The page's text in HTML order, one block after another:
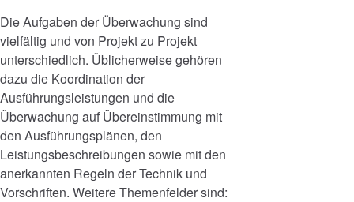
Die Aufgaben der Überwachung sind
vielfältig und von Projekt zu Projekt
unterschiedlich. Üblicherweise gehören
dazu die Koordination der
Ausführungsleistungen und die
Überwachung auf Übereinstimmung mit
den Ausführungsplänen, den
Leistungsbeschreibungen sowie mit den
anerkannten Regeln der Technik und
Vorschriften. Weitere Themenfelder sind: